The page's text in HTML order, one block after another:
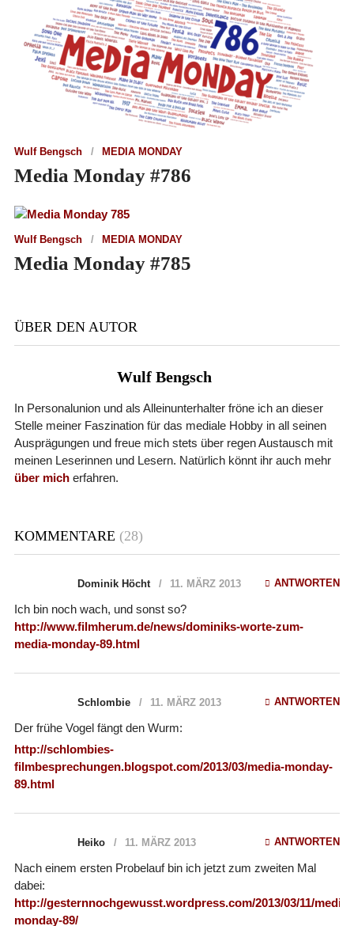
Wulf Bengsch MEDIA MONDAY
Media Monday #786
Wulf Bengsch MEDIA MONDAY
Media Monday #785
ÜBER DEN AUTOR
Wulf Bengsch
In Personalunion und als Alleinunterhalter fröne ich an dieser
Stelle meiner Faszination für das mediale Hobby in all seinen
Ausprägungen und freue mich stets über regen Austausch mit
meinen Leserinnen und Lesern. Natürlich könnt ihr auch mehr
über micherfahren.
KOMMENTARE (28)
Dominik Höcht 11. MÄRZ 2013 ANTWORTEN
Ich bin noch wach, und sonst so?
http://www.filmherum.de/news/dominiks-worte-zum-
media-monday-89.html
Schlombie 11. MÄRZ 2013 ANTWORTEN
Der frühe Vogel fängt den Wurm:
http://schlombies-
filmbesprechungen.blogspot.com/2013/03/media-monday-
89.html
Heiko 11. MÄRZ 2013 ANTWORTEN
Nach einem ersten Probelauf bin ich jetzt zum zweiten Mal
dabei:
http://gesternnochgewusst.wordpress.com/2013/03/11/media-
monday-89/